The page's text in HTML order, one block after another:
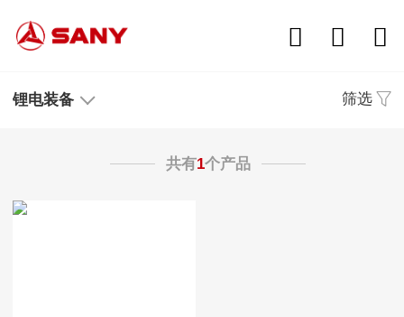
锂电装备 筛选
共有1个产品